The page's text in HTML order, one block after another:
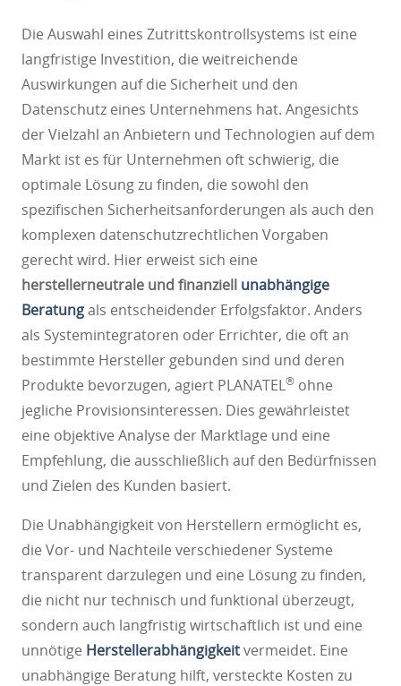
Die Auswahl eines Zutrittskontrollsystems ist eine
langfristige Investition, die weitreichende
Auswirkungen auf die Sicherheit und den
Datenschutz eines Unternehmens hat. Angesichts
der Vielzahl an Anbietern und Technologien auf dem
Markt ist es für Unternehmen oft schwierig, die
optimale Lösung zu finden, die sowohl den
spezifischen Sicherheitsanforderungen als auch den
komplexen datenschutzrechtlichen Vorgaben
gerecht wird. Hier erweist sich eine
herstellerneutrale und finanziell unabhängige
Beratungals entscheidender Erfolgsfaktor. Anders
als Systemintegratoren oder Errichter, die oft an
bestimmte Hersteller gebunden sind und deren
Produkte bevorzugen, agiert PLANATEL® ohne
jegliche Provisionsinteressen. Dies gewährleistet
eine objektive Analyse der Marktlage und eine
Empfehlung, die ausschließlich auf den Bedürfnissen
und Zielen des Kunden basiert.
Die Unabhängigkeit von Herstellern ermöglicht es,
die Vor- und Nachteile verschiedener Systeme
transparent darzulegen und eine Lösung zu finden,
die nicht nur technisch und funktional überzeugt,
sondern auch langfristig wirtschaftlich ist und eine
unnötige Herstellerabhängigkeitvermeidet. Eine
unabhängige Beratung hilft, versteckte Kosten zu